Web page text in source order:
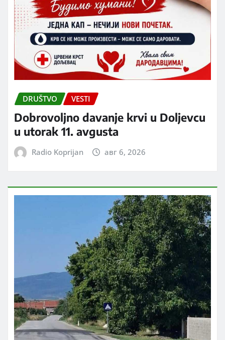
DRUŠTVO VESTI
Dobrovoljno davanje krvi u Doljevcu
u utorak 11. avgusta
Radio Koprijan авг 6, 2026